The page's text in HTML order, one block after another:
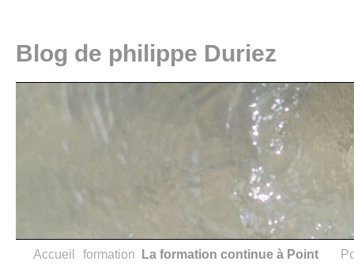
Blog de philippe Duriez
Accueil formation La formation continue à Point